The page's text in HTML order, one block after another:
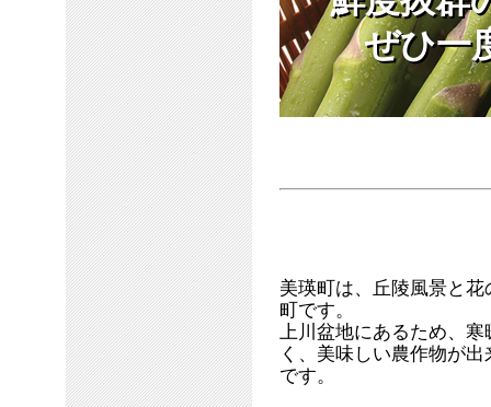
ぜひ一
美瑛町は、丘陵風景と
町です。
上川盆地にあるため、
く、美味しい農作物が
です。